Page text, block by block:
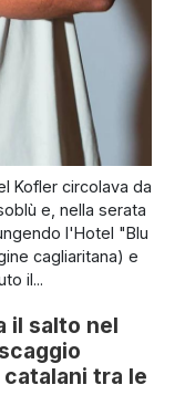
Kofler circolava da
e, nella serata
l'Hotel "Blu
cagliaritana) e
il...
il salto nel
tra le